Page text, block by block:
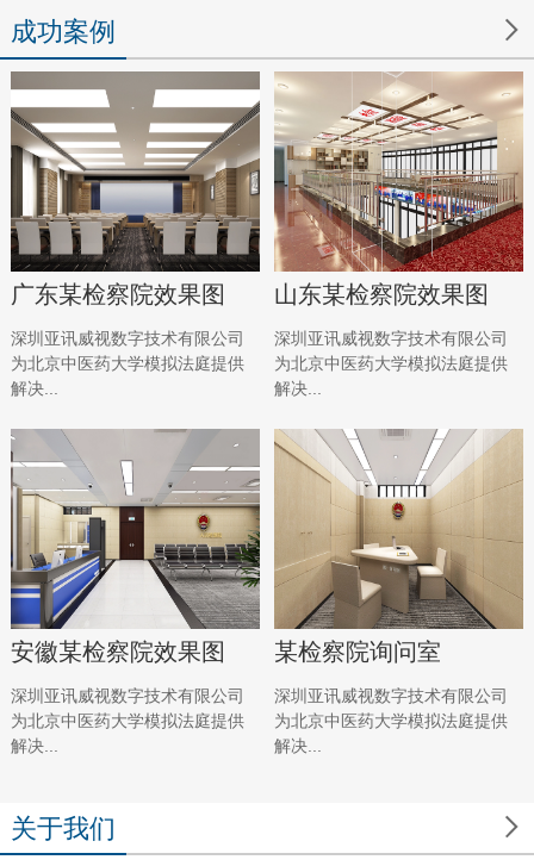

成功案例
广东某检察院效果图
深圳亚讯威视数字技术有限公司
为北京中医药大学模拟法庭提供
解决...
山东某检察院效果图
深圳亚讯威视数字技术有限公司
为北京中医药大学模拟法庭提供
解决...
安徽某检察院效果图
深圳亚讯威视数字技术有限公司
为北京中医药大学模拟法庭提供
解决...
某检察院询问室
深圳亚讯威视数字技术有限公司
为北京中医药大学模拟法庭提供
解决...

关于我们